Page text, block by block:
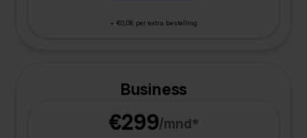
+ €0,08 per extra bestelling
Business
€299/mnd*